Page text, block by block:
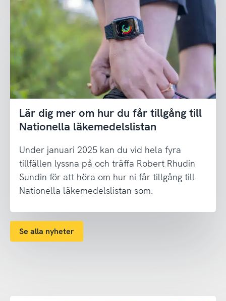
Lär dig mer om hur du får tillgång till
Nationella läkemedelslistan
Under januari 2025 kan du vid hela fyra
tillfällen lyssna på och träffa Robert Rhudin
Sundin för att höra om hur ni får tillgång till
Nationella läkemedelslistan som.
Se alla nyheter